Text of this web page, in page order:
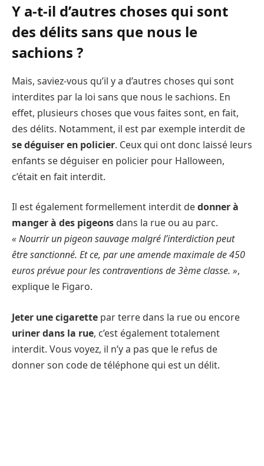
Y a-t-il d’autres choses qui sont
des délits sans que nous le
sachions ?
Mais, saviez-vous qu’il y a d’autres choses qui sont
interdites par la loi sans que nous le sachions. En
effet, plusieurs choses que vous faites sont, en fait,
des délits. Notamment, il est par exemple interdit de
se déguiser en policier. Ceux qui ont donc laissé leurs
enfants se déguiser en policier pour Halloween,
c’était en fait interdit.
Il est également formellement interdit dedonner à
manger à des pigeons dans la rue ou au parc.
« Nourrir un pigeon sauvage malgré l’interdiction peut
être sanctionné. Et ce, par une amende maximale de 450
euros prévue pour les contraventions de 3ème classe. »,
explique le Figaro.
Jeter une cigarette par terre dans la rue ou encore
uriner dans la rue, c’est également totalement
interdit. Vous voyez, il n’y a pas que le refus de
donner son code de téléphone qui est un délit.